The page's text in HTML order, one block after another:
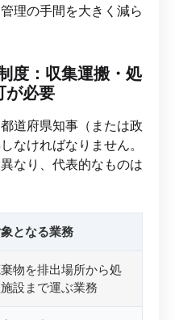
理の手間を大きく減ら
：収集運搬・処
が必要
道府県知事（または政
なければなりません。
なり、代表的なものは
となる業務
物を排出場所から処
設まで運ぶ業務